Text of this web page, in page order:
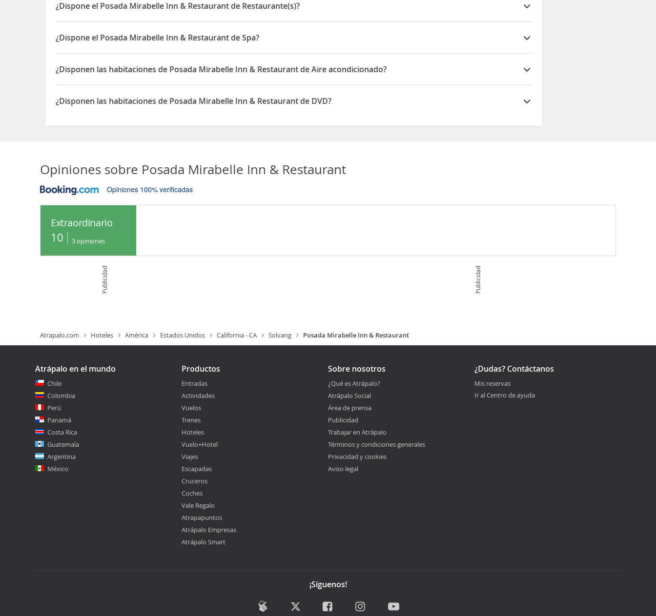
¿Dispone el Posada Mirabelle Inn & Restaurant de Restaurante(s)?
Sí, el Posada Mirabelle Inn & Restaurant dispone de Restaurante(s)
¿Dispone el Posada Mirabelle Inn & Restaurant de Spa?
Sí, el Posada Mirabelle Inn & Restaurant dispone de Spa
¿Disponen las habitaciones de Posada Mirabelle Inn & Restaurant de Aire acondicionado?
Sí, las habitaciones del Posada Mirabelle Inn & Restaurant disponen de Aire acondicionado
¿Disponen las habitaciones de Posada Mirabelle Inn & Restaurant de DVD?
Opiniones sobre Posada Mirabelle Inn & Restaurant
Opiniones 100% verificadas
Extraordinario
10 3 opiniones
Publicidad Publicidad
Atrapalo.com Hoteles América Estados Unidos California - CA Solvang Posada Mirabelle Inn & Restaurant
Atrápalo en el mundo
Chile
Colombia
Perú
Panamá
Costa Rica
Guatemala
Argentina
México
Productos
Entradas
Actividades
Vuelos
Trenes
Hoteles
Vuelo+Hotel
Viajes
Escapadas
Cruceros
Coches
Vale Regalo
Atrapapuntos
Atrápalo Empresas
Atrápalo Smart
Sobre nosotros
¿Qué es Atrápalo?
Atrápalo Social
Área de prensa
Publicidad
Trabajar en Atrápalo
Términos y condiciones generales
Privacidad y cookies
Aviso legal
¿Dudas? Contáctanos
Mis reservas
Ir al Centro de ayuda
¡Síguenos!